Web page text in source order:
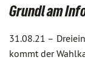
Grundl am
31.08.21 –
kommt der